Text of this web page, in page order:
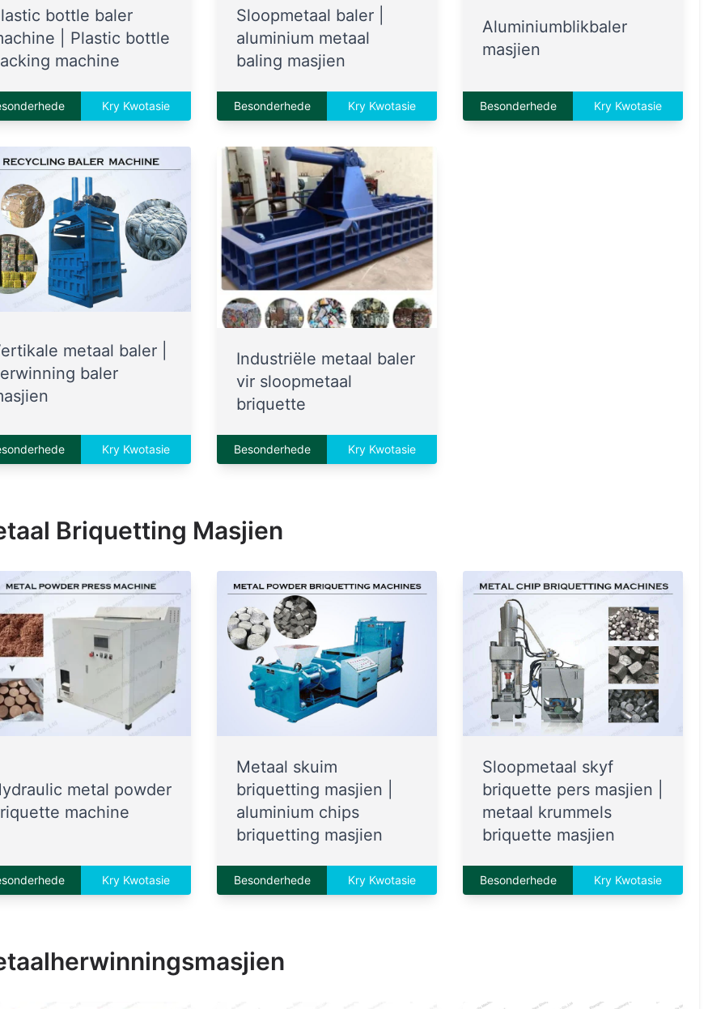
bottle baler
| Plastic bottle
machine
Kry Kwotasie
Sloopmetaal baler |
aluminium metaal
baling masjien
Besonderhede Kry Kwotasie
Aluminiumblikbaler
masjien
Besonderhede Kry Kwotasie
metaal baler |
baler
Kry Kwotasie
Industriële metaal baler
vir sloopmetaal
briquette
Besonderhede Kry Kwotasie
Briquetting Masjien
metal powder
machine
Kry Kwotasie
Metaal skuim
briquetting masjien |
aluminium chips
briquetting masjien
Besonderhede Kry Kwotasie
Sloopmetaal skyf
briquette pers masjien |
metaal krummels
briquette masjien
Besonderhede Kry Kwotasie